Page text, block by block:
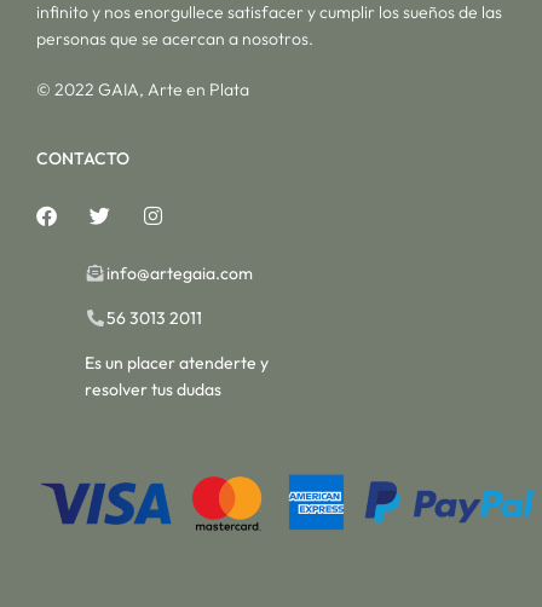
infinito y nos enorgullece satisfacer y cumplir los sueños de las
personas que se acercan a nosotros.
© 2022 GAIA, Arte en Plata
CONTACTO
info@artegaia.com
56 3013 2011
Es un placer atenderte y
resolver tus dudas